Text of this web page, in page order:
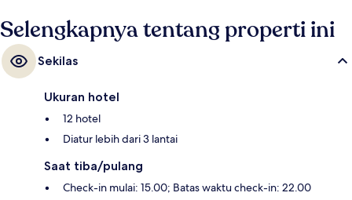
Selengkapnya tentang properti ini
Sekilas
Ukuran hotel
12 hotel
Diatur lebih dari 3 lantai
Saat tiba/pulang
Check-in mulai: 15.00; Batas waktu check-in: 22.00